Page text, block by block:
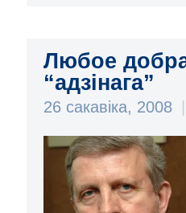
Любое
“адзінага”
26 сакавіка, 2008